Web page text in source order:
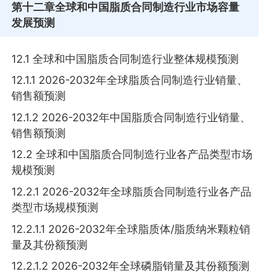
第十二章全球和中国脂质合同制造行业市场容量
发展预测
12.1 全球和中国脂质合同制造行业整体规模预测
12.1.1 2026-2032年全球脂质合同制造行业销量、
销售额预测
12.1.2 2026-2032年中国脂质合同制造行业销量、
销售额预测
12.2 全球和中国脂质合同制造行业各产品类型市场
规模预测
12.2.1 2026-2032年全球脂质合同制造行业各产品
类型市场规模预测
12.2.1.1 2026-2032年全球脂质体/脂质纳米颗粒销
量及其份额预测
12.2.1.2 2026-2032年全球磷脂销量及其份额预测